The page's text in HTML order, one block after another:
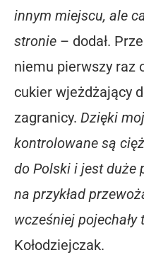
innym miejscu, ale
stronie – dodał.
niemu pierwszy raz
cukier wjeżdżający
zagranicy. Dzięki
kontrolowane są
do Polski i jest duże
na przykład
wcześniej pojechały
Kołodziejczak.